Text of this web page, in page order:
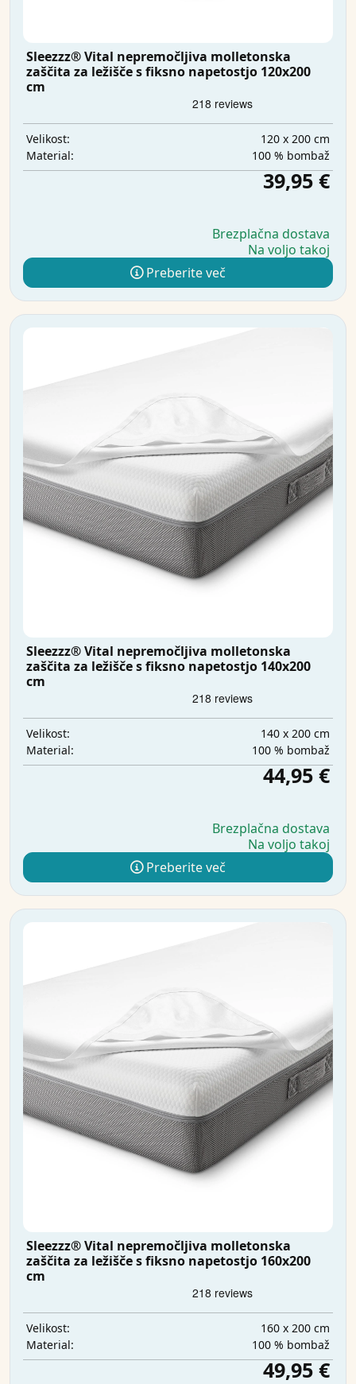
Sleezzz® Vital nepremočljiva molletonska
zaščita za ležišče s fiksno napetostjo 120x200
cm
Velikost:
120 x 200 cm
Material:
100 % bombaž
39,95 €
Brezplačna dostava
Na voljo takoj
Preberite več
Sleezzz® Vital nepremočljiva molletonska
zaščita za ležišče s fiksno napetostjo 140x200
cm
Velikost:
140 x 200 cm
Material:
100 % bombaž
44,95 €
Brezplačna dostava
Na voljo takoj
Preberite več
Sleezzz® Vital nepremočljiva molletonska
zaščita za ležišče s fiksno napetostjo 160x200
cm
Velikost:
160 x 200 cm
Material:
100 % bombaž
49,95 €